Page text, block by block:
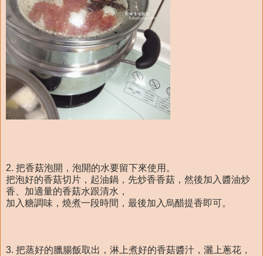
2. 把香菇泡開，泡開的水要留下來使用。
把泡好的香菇切片，起油鍋，先炒香香菇，然後加入醬油炒
香、加適量的香菇水跟清水，
加入糖調味，燒煮一段時間，最後加入烏醋提香即可。
3. 把蒸好的臘腸飯取出，淋上煮好的香菇醬汁，灑上蔥花，